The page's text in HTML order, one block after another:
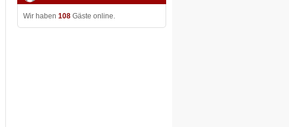
Wir haben 108Gäste online.